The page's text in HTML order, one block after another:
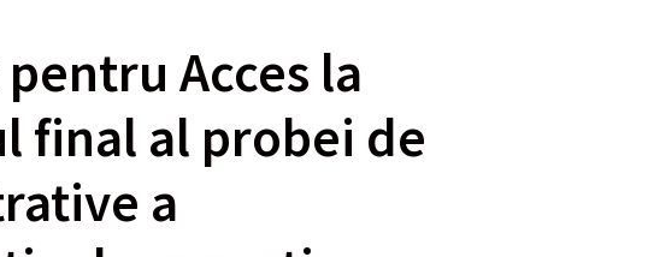
Acces la
final al probei de
a